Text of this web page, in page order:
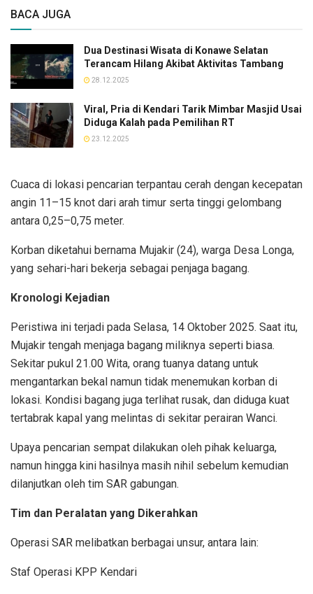
BACA JUGA
Dua Destinasi Wisata di Konawe Selatan
Terancam Hilang Akibat Aktivitas Tambang
28.12.2025
Viral, Pria di Kendari Tarik Mimbar Masjid Usai
Diduga Kalah pada Pemilihan RT
23.12.2025
Cuaca di lokasi pencarian terpantau cerah dengan kecepatan
angin 11–15 knot dari arah timur serta tinggi gelombang
antara 0,25–0,75 meter.
Korban diketahui bernama Mujakir (24), warga Desa Longa,
yang sehari-hari bekerja sebagai penjaga bagang.
Kronologi Kejadian
Peristiwa ini terjadi pada Selasa, 14 Oktober 2025. Saat itu,
Mujakir tengah menjaga bagang miliknya seperti biasa.
Sekitar pukul 21.00 Wita, orang tuanya datang untuk
mengantarkan bekal namun tidak menemukan korban di
lokasi. Kondisi bagang juga terlihat rusak, dan diduga kuat
tertabrak kapal yang melintas di sekitar perairan Wanci.
Upaya pencarian sempat dilakukan oleh pihak keluarga,
namun hingga kini hasilnya masih nihil sebelum kemudian
dilanjutkan oleh tim SAR gabungan.
Tim dan Peralatan yang Dikerahkan
Operasi SAR melibatkan berbagai unsur, antara lain:
Staf Operasi KPP Kendari